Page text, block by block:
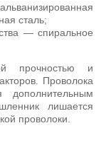
сталь;
— спиральное
прочностью и
Проволока
лишается
проволоки.